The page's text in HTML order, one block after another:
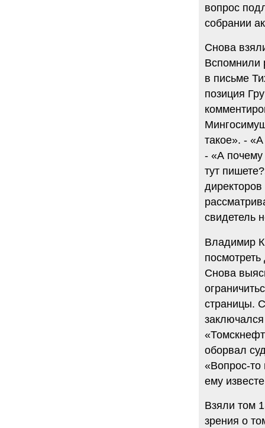
вопрос
собрании
Снова
Вспомнили
в письме
позиция
такое». -
- «А почему
тут
свидетель
Владимир
Снова
страницы.
оборвал
«Вопрос-то
ему
Взяли том
зрения о